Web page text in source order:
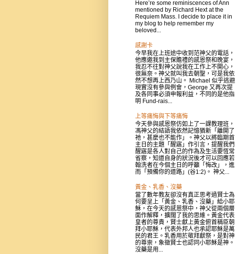
Here’re some reminiscences of Ann
mentioned by Richard Hext at the
Requiem Mass. I decide to place it in
my blog to help remember my
beloved...
感謝卡
今早我在上班途中收到范神父的電話，
他應邀我到主保贍禮的感恩祭和晚宴，
我忍不往對神父說我在工作上不開心，
很無奈。神父就叫我去朝聖，可是我依
然不想再上西乃山。 Michael 似乎逃避
現實沒有參與例會，George 又再次提
及各同事必須申報利益，不同的是他指
明 Fund-rais...
上等痛悔與下等痛悔
今天參與感恩祭仿如上了一課教理班，
馮神父的結語我依然記憶猶新「離開了
祂，甚麼也不能作」。神父以將臨期首
主日的主題「醒寤」作引言，提醒我們
醒寤是各人對自己的作為及生活要恆常
省察，知道自身的狀況後才可以回應若
翰洗者在今個主日的呼籲「悔改」，進
而「預備你的道路」(谷1:2)。 神父...
黃金、乳香、沒藥
當了數年教友卻沒有真正思考過賢士為
何要呈上「黃金、乳香、沒藥」給小耶
穌，在今天的感恩祭中，神父從兩個層
面作解釋，擴闊了我的思維。黃金代表
皇者的尊貴，賢士獻上黃金俯首稱臣朝
拜小耶穌，代表外邦人也承認耶穌是萬
民的君王。乳香用於敬拜獻祭，是對神
的尊崇，象徵賢士也認同小耶穌是神。
沒藥是用...